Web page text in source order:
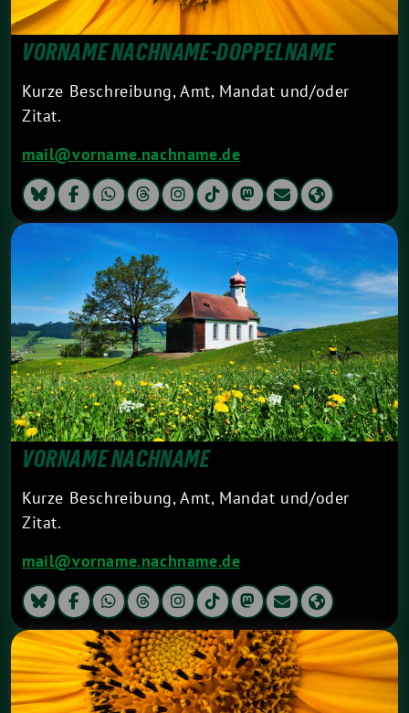
VORNAME NACHNAME-DOPPELNAME
Kurze Beschreibung, Amt, Mandat und/oder
Zitat.
mail@vorname.nachname.de
VORNAME NACHNAME
Kurze Beschreibung, Amt, Mandat und/oder
Zitat.
mail@vorname.nachname.de